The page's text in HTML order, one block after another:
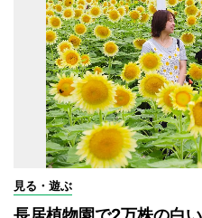
見る・遊ぶ